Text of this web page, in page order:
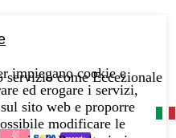
come Eccezionale
impiegano cookie e
ed erogare i servizi,
sito web e proporre
modificare le